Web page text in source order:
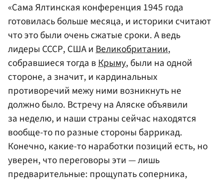
«Сама Ялтинская конференция 1945 года
готовилась больше месяца, и историки считают
что это были очень сжатые сроки. А ведь
лидеры СССР, США иВеликобритании,
собравшиеся тогда вКрыму, были на одной
стороне, а значит, и кардинальных
противоречий межу ними возникнуть не
должно было. Встречу на Аляске объявили
за неделю, и наши страны сейчас находятся
вообще-то по разные стороны баррикад.
Конечно, какие-то наработки позиций есть, но
уверен, что переговоры эти — лишь
предварительные: прощупать соперника,